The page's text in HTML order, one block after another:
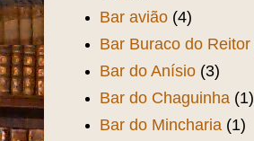
Bar avião (4)
Bar Buraco do Reitor
Bar do Anísio (3)
Bar do Chaguinha (1)
Bar do Mincharia (1)